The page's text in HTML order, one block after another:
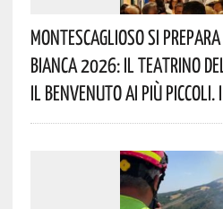
Montescaglioso Si
Bianca 2026: Il Teatrino
Il Benvenuto Ai Più